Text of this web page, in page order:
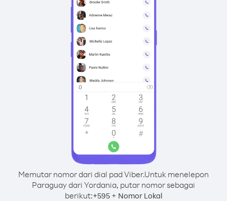
Memutar nomor dari dial pad Viber.Untuk menelepon
Paraguay dari Yordania, putar nomor sebagai
berikut:+595+ Nomor Lokal